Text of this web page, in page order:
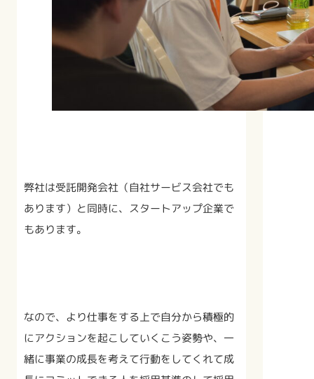
弊社は受託開発会社（自社サービス会社でも
あります）と同時に、スタートアップ企業で
もあります。
なので、より仕事をする上で自分から積極的
にアクションを起こしていくこう姿勢や、一
緒に事業の成長を考えて行動をしてくれて成